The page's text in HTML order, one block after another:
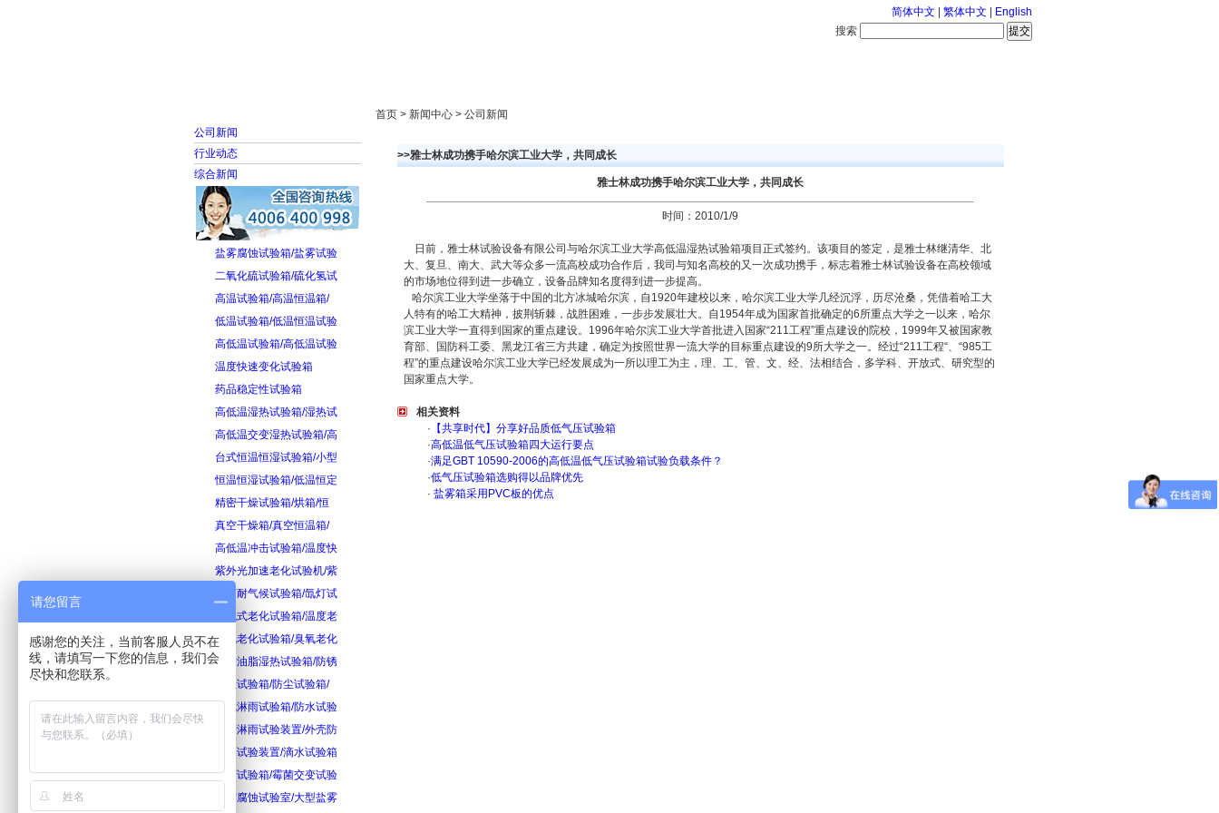
简体中文 繁体中文
English
搜索
公司新闻
行业动态
综合新闻
盐雾腐蚀试验箱/盐雾试验
二氧化硫试验箱/硫化氢试
高温试验箱/高温恒温箱/
低温试验箱/低温恒温试验
高低温试验箱/高低温试验
温度快速变化试验箱
药品稳定性试验箱
高低温湿热试验箱/湿热试
高低温交变湿热试验箱/高
台式恒温恒湿试验箱/小型
恒温恒湿试验箱/低温恒定
精密干燥试验箱/烘箱/恒
真空干燥箱/真空恒温箱/
高低温冲击试验箱/温度快
紫外光加速老化试验机/紫
氙灯耐气候试验箱/氙灯试
换气式老化试验箱/温度老
臭氧老化试验箱/臭氧老化
防锈油脂湿热试验箱/防锈
砂尘试验箱/防尘试验箱/
箱式淋雨试验箱/防水试验
摆管淋雨试验装置/外壳防
滴水试验装置/滴水试验箱
霉菌试验箱/霉菌交变试验
盐雾腐蚀试验室/大型盐雾
首页 > 新闻中心 > 公司新闻
>>雅士林成功携手哈尔滨工业大学，共同成长
雅士林成功携手哈尔滨工业大学，共同成长
时间：2010/1/9
日前，雅士林试验设备有限公司与哈尔滨工业大学高低温湿热试验箱项目正式签约。该项目的签定，是雅士林继清华、北
大、复旦、南大、武大等众多一流高校成功合作后，我司与知名高校的又一次成功携手，标志着雅士林试验设备在高校领域
的市场地位得到进一步确立，设备品牌知名度得到进一步提高。
哈尔滨工业大学坐落于中国的北方冰城哈尔滨，自1920年建校以来，哈尔滨工业大学几经沉浮，历尽沧桑，凭借着哈工大
人特有的哈工大精神，披荆斩棘，战胜困难，一步步发展壮大。自1954年成为国家首批确定的6所重点大学之一以来，哈尔
滨工业大学一直得到国家的重点建设。1996年哈尔滨工业大学首批进入国家“211工程”重点建设的院校，1999年又被国家教
育部、国防科工委、黑龙江省三方共建，确定为按照世界一流大学的目标重点建设的9所大学之一。经过“211工程“、“985工
程”的重点建设哈尔滨工业大学已经发展成为一所以理工为主，理、工、管、文、经、法相结合，多学科、开放式、研究型的
国家重点大学。
相关资料
· 【共享时代】分享好品质低气压试验箱
·高低温低气压试验箱四大运行要点
·满足GBT 10590-2006的高低温低气压试验箱试验负载条件？
·低气压试验箱选购得以品牌优先
· 盐雾箱采用PVC板的优点
请您留言
感谢您的关注，当前客服人员不在
线，请填写一下您的信息，我们会
尽快和您联系。